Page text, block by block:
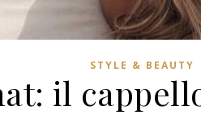
STYLE & BEAUTY
il